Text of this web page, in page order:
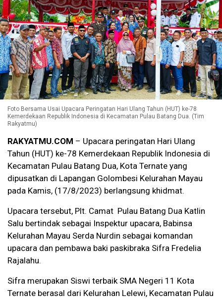
Foto Bersama Usai Upacara Peringatan Hari Ulang Tahun (HUT) ke-78
Kemerdekaan Republik Indonesia di Kecamatan Pulau Batang Dua. (Tim
Rakyatmu)
RAKYATMU.COM – Upacara peringatan Hari Ulang
Tahun (HUT) ke-78 Kemerdekaan Republik Indonesia di
Kecamatan Pulau Batang Dua, Kota Ternate yang
dipusatkan di Lapangan Golombesi Kelurahan Mayau
pada Kamis, (17/8/2023) berlangsung khidmat.
Upacara tersebut, Plt. Camat Pulau Batang Dua Katlin
Salu bertindak sebagai Inspektur upacara, Babinsa
Kelurahan Mayau Serda Nurdin sebagai komandan
upacara dan pembawa baki paskibraka Sifra Fredelia
Rajalahu.
Sifra merupakan Siswi terbaik SMA Negeri 11 Kota
Ternate berasal dari Kelurahan Lelewi, Kecamatan Pulau